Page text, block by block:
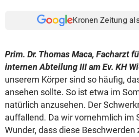
Kronen Zeitung
Prim. Dr. Thomas Maca, Facharzt
internen Abteilung III am Ev. KH
unserem Körper sind so häufig,
ansehen sollte. So ist etwa im
natürlich anzusehen. Der
auffallend. Da wir vornehmlich im
Wunder, dass diese